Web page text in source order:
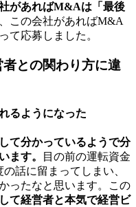
があればM&Aは「最後
、この会社があればM&A
て応募しました。
との関わり方に違
るようになった
て分かっているようで分
ます。
目の前の運転資金
話に留まってしまい、
ったなと思います。この
て経営者と本気で経営ビ